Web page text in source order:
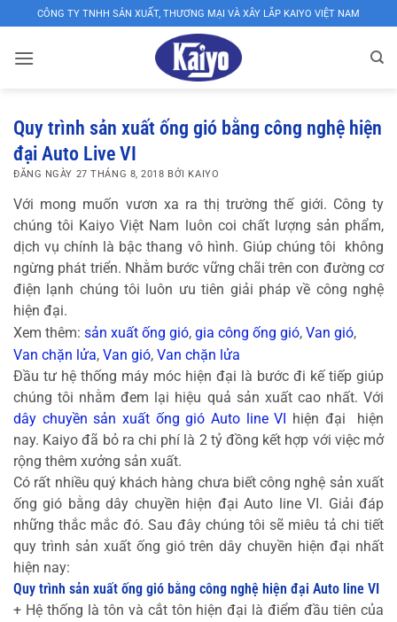
qua
nội
CÔNG TY TNHH SẢN XUẤT, THƯƠNG MẠI VÀ XÂY LẮP KAIYO VIỆT NAM
SẢN
ỐNG
GIÓ,
VAN
GIÓ,
CỬA
GIÓ
KAIYO
VIỆT
NAM
Quy trình sản xuất ống gió bằng công nghệ hiện
đại Auto Live VI
ĐĂNG NGÀY 27 THÁNG 8, 2018 BỞI KAIYO
Với mong muốn vươn xa ra thị trường thế giới. Công ty
chúng tôi Kaiyo Việt Nam luôn coi chất lượng sản phẩm,
dịch vụ chính là bậc thang vô hình. Giúp chúng tôi không
ngừng phát triển. Nhằm bước vững chãi trên con đường cơ
điện lạnh chúng tôi luôn ưu tiên giải pháp về công nghệ
hiện đại.
Xem thêm: sản xuất ống gió, gia công ống gió, Van gió,
Van chặn lửa, Van gió, Van chặn lửa
Đầu tư hệ thống máy móc hiện đại là bước đi kế tiếp giúp
chúng tôi nhằm đem lại hiệu quả sản xuất cao nhất. Với
dây chuyền sản xuất ống gió Auto line VI
hiện đại
hiện
nay. Kaiyo đã bỏ ra chi phí là 2 tỷ đồng kết hợp với việc mở
rộng thêm xưởng sản xuất.
Có rất nhiều quý khách hàng chưa biết công nghệ sản xuất
ống gió bằng dây chuyền hiện đại Auto line VI. Giải đáp
những thắc mắc đó. Sau đây chúng tôi sẽ miêu tả chi tiết
quy trình sản xuất ống gió trên dây chuyền hiện đại nhất
hiện nay:
Quy trình sản xuất ống gió bằng công nghệ hiện đại Auto line VI
+ Hệ thống là tôn và cắt tôn hiện đại là điểm đầu tiên của